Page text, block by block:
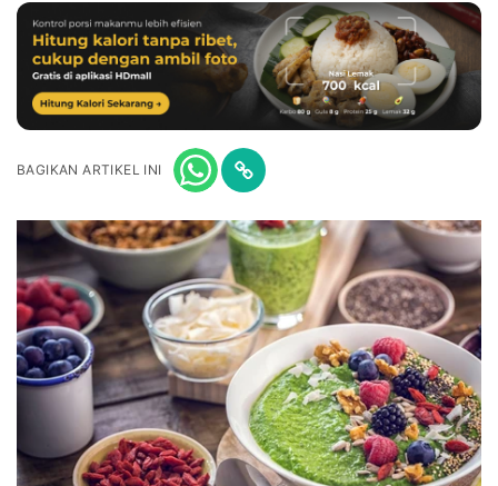
BAGIKAN ARTIKEL INI